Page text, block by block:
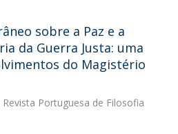
sobre a Paz e a
da Guerra Justa: uma
do Magistério
Revista Portuguesa de Filosofia